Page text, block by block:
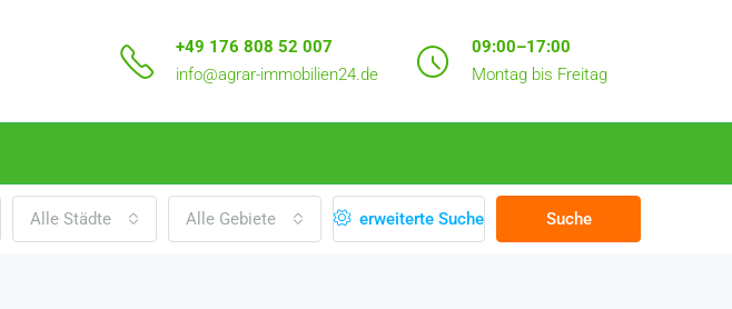
+49 176 808 52 007
info@agrar-immobilien24.de
09:00–17:00
Montag bis Freitag
Alle Städte Alle Gebiete erweiterte Suche Suche